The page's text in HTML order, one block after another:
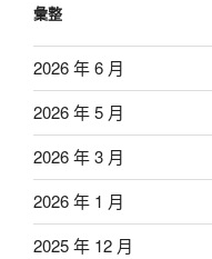
彙整
2026 年 6 月
2026 年 5 月
2026 年 3 月
2026 年 1 月
2025 年 12 月